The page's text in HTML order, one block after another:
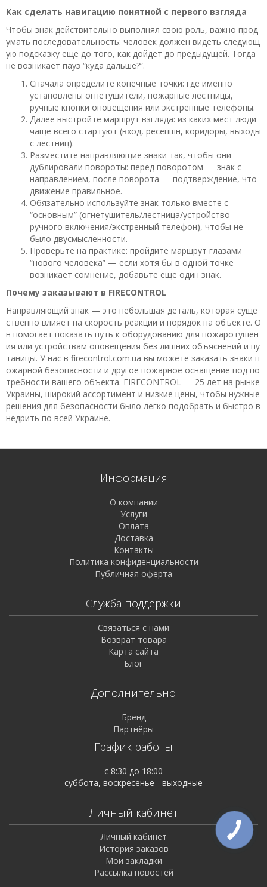
Как сделать навигацию понятной с первого взгляда
Чтобы знак действительно выполнял свою роль, важно прод
умать последовательность: человек должен видеть следующ
ую подсказку еще до того, как дойдет до предыдущей. Тогда
не возникает пауз “куда дальше?”.
Сначала определите конечные точки: где именно
установлены огнетушители, пожарные лестницы,
ручные кнопки оповещения или экстренные телефоны.
Далее выстройте маршрут взгляда: из каких мест люди
чаще всего стартуют (вход, ресепшн, коридоры, выходы
с лестниц).
Разместите направляющие знаки так, чтобы они
дублировали повороты: перед поворотом — знак с
направлением, после поворота — подтверждение, что
движение правильное.
Обязательно используйте знак только вместе с
“основным” (огнетушитель/лестница/устройство
ручного включения/экстренный телефон), чтобы не
было двусмысленности.
Проверьте на практике: пройдите маршрут глазами
“нового человека” — если хотя бы в одной точке
возникает сомнение, добавьте еще один знак.
Почему заказывают в FIRECONTROL
Направляющий знак — это небольшая деталь, которая суще
ственно влияет на скорость реакции и порядок на объекте. О
н помогает показать путь к оборудованию для пожаротушен
ия или устройствам оповещения без лишних объяснений и пу
таницы. У нас в firecontrol.com.ua вы можете заказать знаки п
ожарной безопасности и другое пожарное оснащение под по
требности вашего объекта. FIRECONTROL — 25 лет на рынке
Украины, широкий ассортимент и низкие цены, чтобы нужные
решения для безопасности было легко подобрать и быстро в
недрить по всей Украине.
Информация
О компании
Услуги
Оплата
Доставка
Контакты
Политика конфиденциальности
Публичная оферта
Служба поддержки
Связаться с нами
Возврат товара
Карта сайта
Блог
Дополнительно
Бренд
Партнёры
График работы
с 8:30 до 18:00
суббота, воскресенье - выходные
Личный кабинет
Личный кабинет
История заказов
Мои закладки
Рассылка новостей